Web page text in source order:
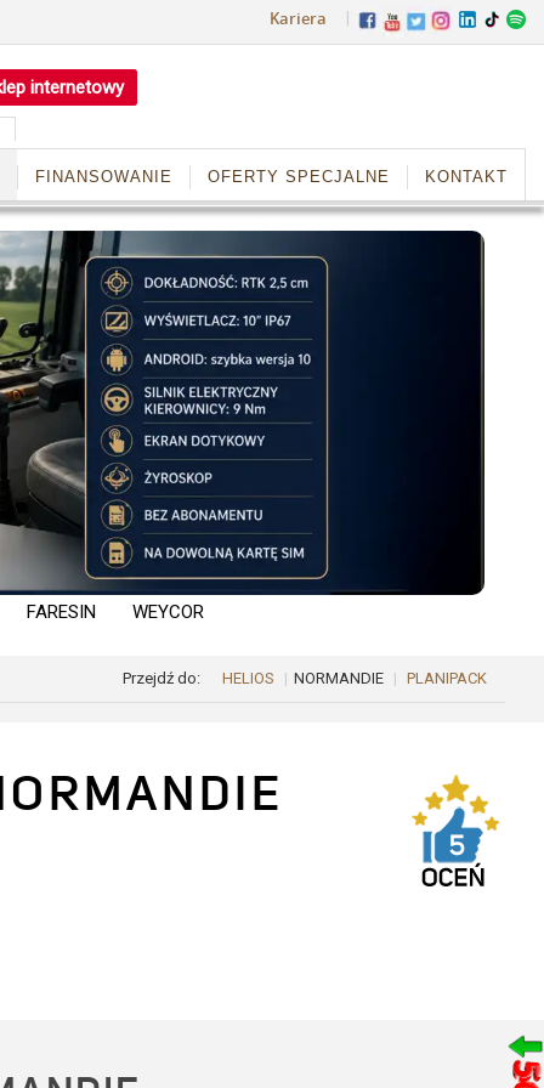
Kariera
internetowy
FINANSOWANIE OFERTY SPECJALNE KONTAKT
FARESIN WEYCOR
BERGMANN
Przejdź do: HELIOS NORMANDIE PLANIPACK